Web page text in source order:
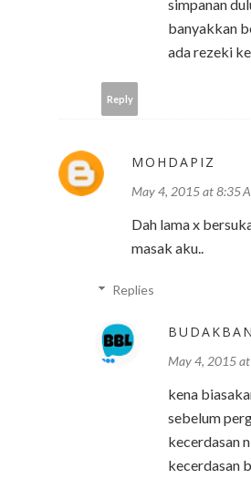
simpanan
banyakkan
ada rezeki
Reply
MOHDAPIZ
May 4, 2015 at 8:35
Dah lama x
masak aku..
Replies
May 4, 2015
kena
sebelum
kecerdasan
kecerdasan